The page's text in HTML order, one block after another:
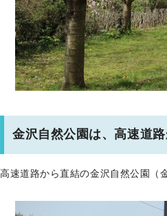
金沢自然公園は、高速道
高速道路から直結の金沢自然公園（